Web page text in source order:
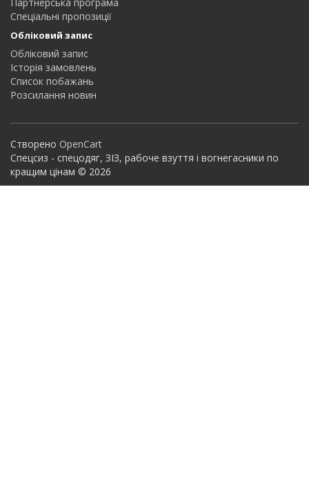
Спеціальні пропозиції
Обліковий запис
Обліковий запис
Історія замовлень
Список побажань
Розсилання новин
Створено OpenCart
Спецсиз - спецодяг, ЗІЗ, рабоче взуття і вогнегасники по
кращим цінам © 2026